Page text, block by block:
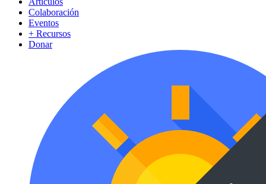
Colaboración
Eventos
+ Recursos
Donar